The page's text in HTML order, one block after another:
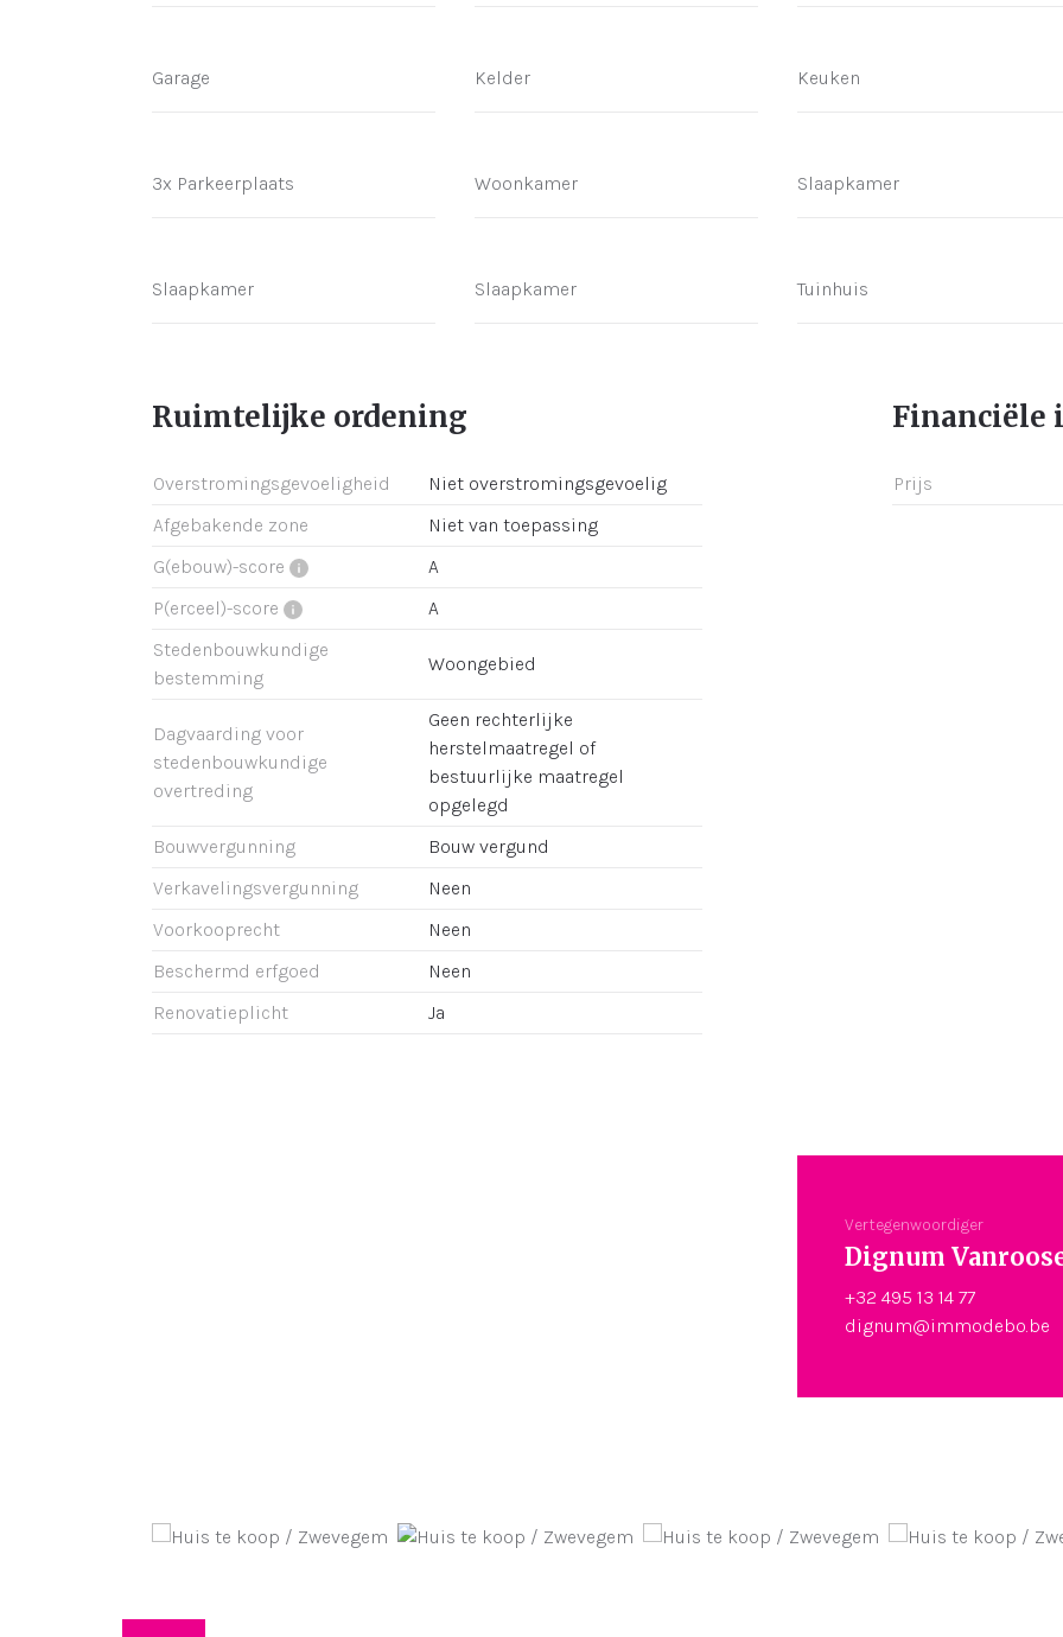
Garage Kelder Keuken
3x Parkeerplaats Woonkamer Slaapkamer
Slaapkamer Slaapkamer Tuinhuis
Ruimtelijke ordening
Overstromingsgevoeligheid
Niet overstromingsgevoelig
Afgebakende zone
Niet van toepassing
G(ebouw)-score
A
P(erceel)-score
A
Stedenbouwkundige
bestemming
Woongebied
Dagvaarding voor
stedenbouwkundige
overtreding
Geen rechterlijke
herstelmaatregel of
bestuurlijke maatregel
opgelegd
Bouwvergunning
Bouw vergund
Verkavelingsvergunning
Neen
Voorkooprecht
Neen
Beschermd erfgoed
Neen
Renovatieplicht
Ja
Financiële
Prijs
Vertegenwoordiger
Dignum
+32 495 13 14 77
dignum@immodebo.be